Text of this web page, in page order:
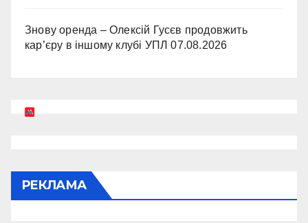
Знову оренда – Олексій Гусєв продовжить
кар’єру в іншому клубі УПЛ 07.08.2026
РЕКЛАМА